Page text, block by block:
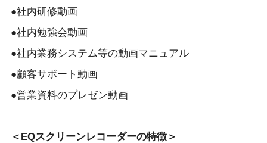
●社内研修動画
●社内勉強会動画
●社内業務システム等の動画マニュアル
●顧客サポート動画
●営業資料のプレゼン動画
＜EQスクリーンレコーダーの特徴＞